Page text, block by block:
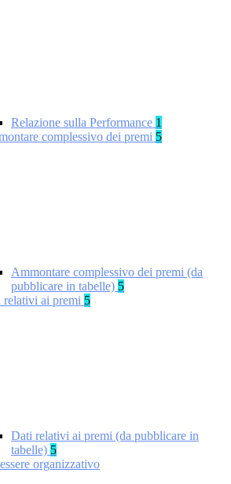
Relazione sulla Performance 1
complessivo dei premi 5
Ammontare complessivo dei premi (da
pubblicare in tabelle) 5
relativi ai premi 5
Dati relativi ai premi (da pubblicare in
tabelle) 5
organizzativo